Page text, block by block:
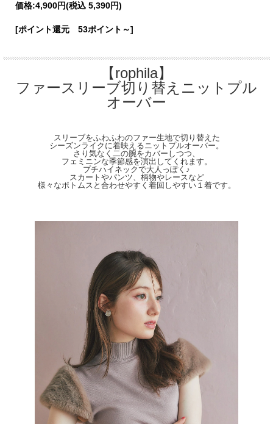
袖部分：ポリエステル100％
総丈：50cm
袖丈：11cm
【Color】#28 アイボリー/#157 グレイッシュピンク/#05 ブラック
天候によりモデル画像と物撮り画像のカラーに違いある場合、物撮り画像の方が
実際のカラーに近い状態で撮影されておりますので、そちらを参考にしてください
価格:4,900円(税込 5,390円)
[ポイント還元 53ポイント～]
【rophila】
ファースリーブ切り替えニットプル
オーバー
スリーブをふわふわのファー生地で切り替えた
シーズンライクに着映えるニットプルオーバー。
さり気なく二の腕をカバーしつつ、
フェミニンな季節感を演出してくれます。
プチハイネックで大人っぽく♪
スカートやパンツ、柄物やレースなど
様々なボトムスと合わせやすく着回しやすい１着です。